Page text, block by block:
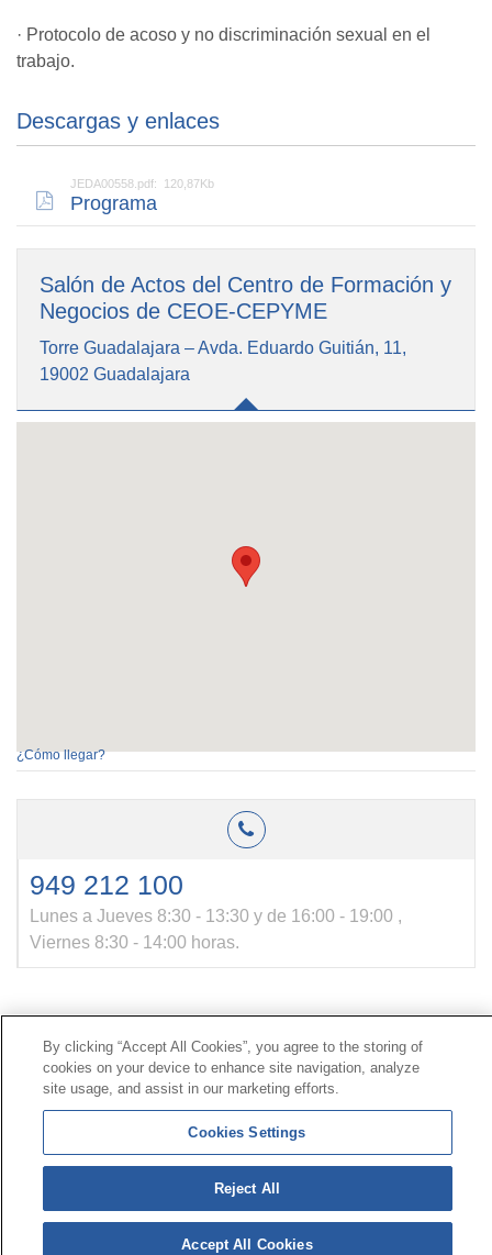
· Protocolo de acoso y no discriminación sexual en el
trabajo.
Descargas y enlaces
JEDA00558.pdf: 120,87Kb
Programa
Salón de Actos del Centro de Formación y
Negocios de CEOE-CEPYME
Torre Guadalajara – Avda. Eduardo Guitián, 11,
19002 Guadalajara
¿Cómo llegar?
949 212 100
Lunes a Jueves 8:30 - 13:30 y de 16:00 - 19:00 ,
Viernes 8:30 - 14:00 horas.
Contacto|Perfil del contratante|Reclamaciones
Línea Universal 900 203 203|Zona Privada Comisión de
Prestaciones Especiales|Zona Privada Proveedor
Sanitario
© Mutua Universal 2026 | Mapa del sitio | Aviso legal
Política de Protección de Datos
cookies
Síguenos en:
By clicking “Accept All Cookies”, you agree to the storing of
cookies on your device to enhance site navigation, analyze
site usage, and assist in our marketing efforts.
Cookies Settings
Reject All
Accept All Cookies